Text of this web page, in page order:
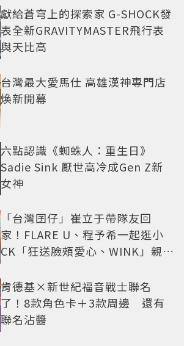
獻給蒼穹上的探索家 G-SHOCK發
表全新GRAVITYMASTER飛行表
與天比高
台灣最大愛馬仕 高雄漢神專門店
煥新開幕
六點認識《蜘蛛人：重生日》
Sadie Sink 厭世高冷成Gen Z新
女神
「台灣囝仔」崔立于帶隊友回
家！FLARE U、程予希一起逛小
CK「狂送臉頰愛心、WINK」親曝
肯德基×新世紀福音戰士聯名
了！8款角色卡＋3款周邊 還有
聯名沾醬